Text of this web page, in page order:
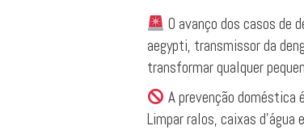
O avanço dos casos de
aegypti, transmissor da
transformar qualquer
A prevenção doméstica
Limpar ralos, caixas